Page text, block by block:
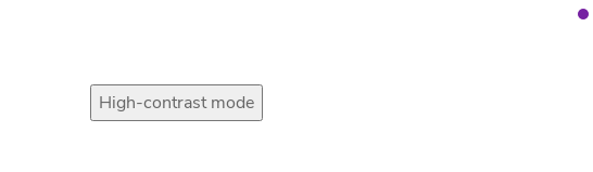
High-contrast mode